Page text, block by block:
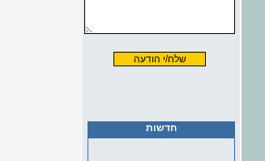
חדשות